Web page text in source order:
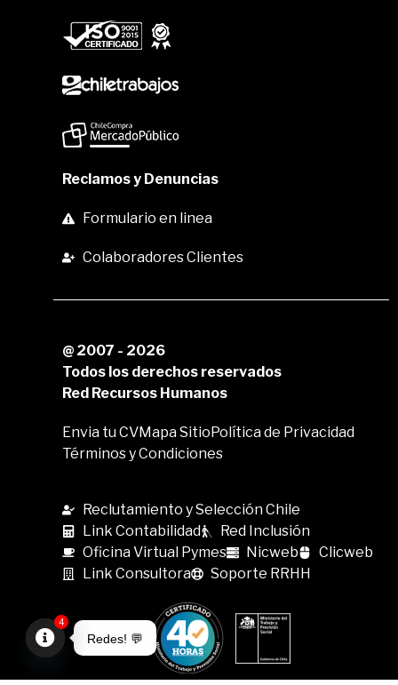
Reclamos y Denuncias
Formulario en linea
Colaboradores Clientes
@ 2007 - 2026
Todos los derechos reservados
Red Recursos Humanos
Envia tu CVMapa SitioPolítica de Privacidad
Términos y Condiciones
Reclutamiento y Selección Chile
Link Contabilidad
Red Inclusión
Oficina Virtual Pymes
Nicweb
Clicweb
Link Consultora
Soporte RRHH
Redes! 💬
4